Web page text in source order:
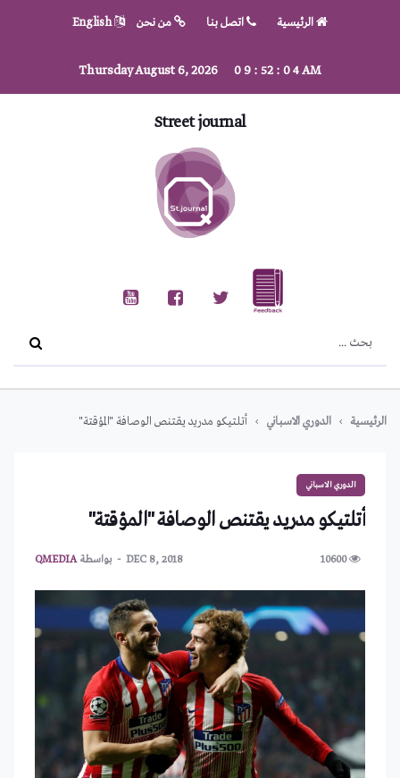
الرئيسية اتصل بنا من نحن English
Thursday August 6, 2026 09 : 52 : 04AM
Street journal
الرئيسية الدوري الاسباني أتلتيكو مدريد يقتنص الوصافة "المؤقتة"
الدوري الاسباني
أتلتيكو مدريد يقتنص الوصافة "المؤقتة"
10600
DEC 8, 2018 بواسطةQMEDIA